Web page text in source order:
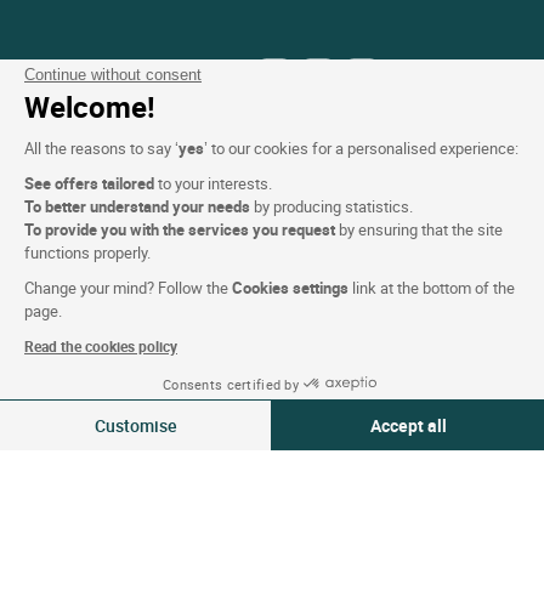
Continue without consent
Welcome!
All the reasons to say ‘yes’ to our cookies for a personalised experience:
See offers tailoredto your interests.
To better understand your needs by producing statistics.
To provide you with the services you request by ensuring that the site
functions properly.
Change your mind? Follow theCookies settings link at the bottom of the
page.
Read the cookies policy
Consents certified by
Customise Accept all
Ver disponibilidad
Síguenos
Nuestra selección de hoteles en
Francia y en Europa
Top de países
Top de regiones
Top de ciudades